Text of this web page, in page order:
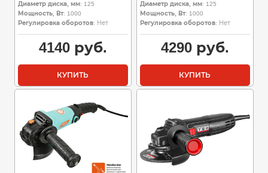
Диаметр диска, мм: 125
Мощность, Вт: 1000
Регулировка оборотов: Нет
4140руб.
КУПИТЬ
Диаметр диска, мм: 125
Мощность, Вт: 1000
Регулировка оборотов: Нет
4290руб.
КУПИТЬ